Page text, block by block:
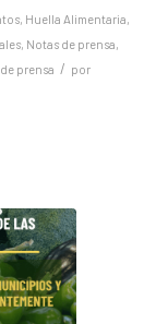
, Huella Alimentaria,
, Notas de prensa,
prensa / por